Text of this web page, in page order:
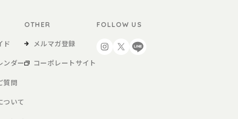
ド
ンダー
質問
ついて
OTHER
メルマガ登録
コーポレートサイト
FOLLOW US